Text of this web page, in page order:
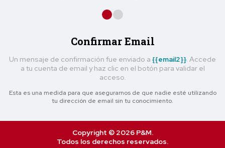
Confirmar Email
Un mensaje de confirmación fue enviado a {{email2}} . Accede
a tu cuenta de email y haz clic en el botón para validar el
acceso.
Esta es una medida para que asegurarnos de que nadie esté utilizando
tu dirección de email sin tu conocimiento.
Copyright © 2026 P&M.
Todos los derechos reservados.